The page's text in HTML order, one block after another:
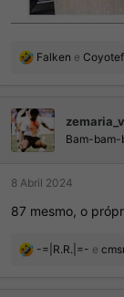
R
ç
õ
e
s
Falken e Coyotef
Bam-bam-
8 Abril 2024
87 mesmo, o
R-=|R.R.|=- e